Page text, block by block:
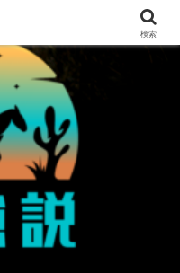
検索